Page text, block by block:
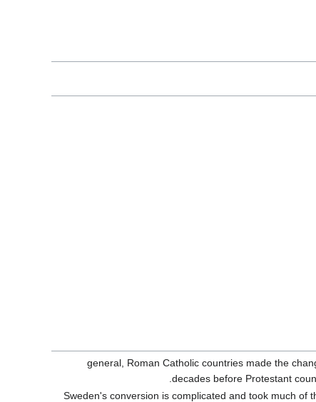
general, Roman Catholic countries made the
decades before Protestant
Sweden's conversion is complicated and took much of